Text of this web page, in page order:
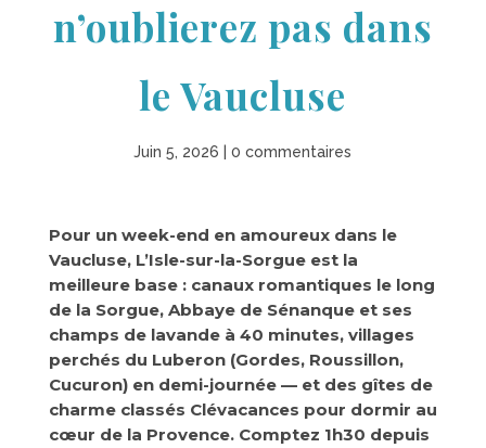
n’oublierez pas dans
le Vaucluse
Juin 5, 2026 |0 commentaires
Pour un week-end en amoureux dans le
Vaucluse, L’Isle-sur-la-Sorgue est la
meilleure base : canaux romantiques le long
de la Sorgue, Abbaye de Sénanque et ses
champs de lavande à 40 minutes, villages
perchés du Luberon (Gordes, Roussillon,
Cucuron) en demi-journée — et des gîtes de
charme classés Clévacances pour dormir au
cœur de la Provence. Comptez 1h30 depuis